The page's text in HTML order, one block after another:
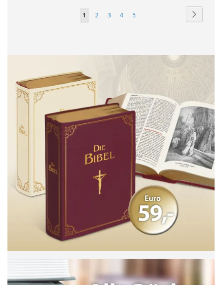
Seite
Sie
1 Seite
2 Seite
3 Seite
4 Seite
5